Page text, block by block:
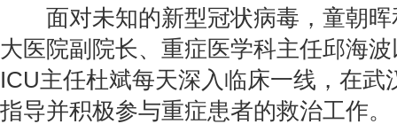
面对未知的新型冠状病毒，童朝晖
大医院副院长、重症医学科主任邱海
ICU主任杜斌每天深入临床一线，在武
指导并积极参与重症患者的救治工作。